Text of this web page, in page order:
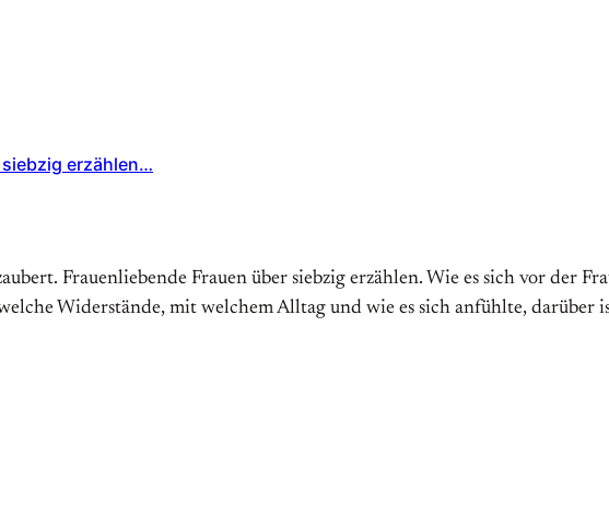
erzählen…
Frauenliebende Frauen über siebzig erzählen. Wie es sich vor der
Widerstände, mit welchem Alltag und wie es sich anfühlte,